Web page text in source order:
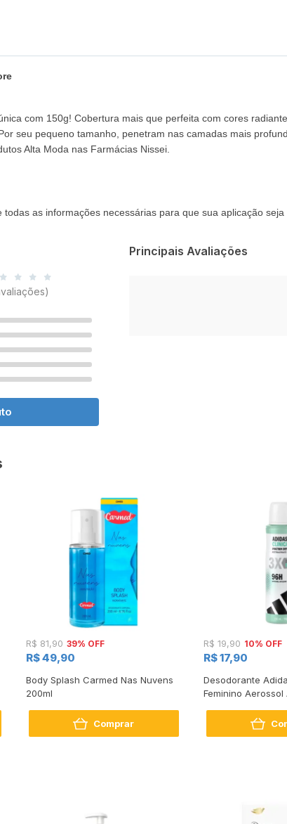
com 150g! Cobertura mais que perfeita com cores
seu pequeno tamanho, penetram nas camadas mais
Alta Moda nas Farmácias Nissei.
as informações necessárias para que sua aplicação
Principais Avaliações
R$ 81,90 39% OFF
R$ 49,90
Body Splash Carmed Nas Nuvens
200ml
Comprar
R$ 19,90 10% OFF
R$ 17,90
Desodorante
Feminino